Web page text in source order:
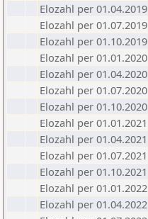
Elozahl per 01.04.2019
Elozahl per 01.07.2019
Elozahl per 01.10.2019
Elozahl per 01.01.2020
Elozahl per 01.04.2020
Elozahl per 01.07.2020
Elozahl per 01.10.2020
Elozahl per 01.01.2021
Elozahl per 01.04.2021
Elozahl per 01.07.2021
Elozahl per 01.10.2021
Elozahl per 01.01.2022
Elozahl per 01.04.2022